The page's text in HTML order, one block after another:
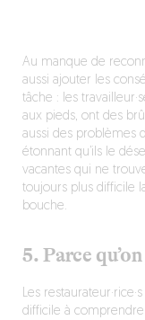
Au manque de
aussi ajouter les
tâche : les
aux pieds, ont des
aussi des problèmes
étonnant qu’ils le
vacantes qui ne
toujours plus difficile
bouche.
5. Parce
Les
difficile à comprendre